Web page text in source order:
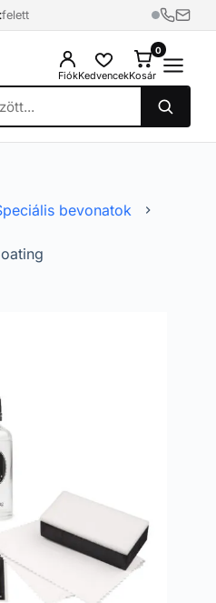
felett
FiókKedvencekKosár
0
bevonatok